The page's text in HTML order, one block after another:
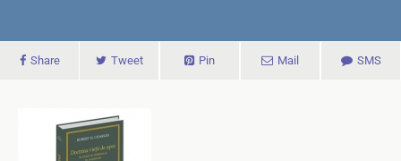
Share Tweet Pin Mail SMS